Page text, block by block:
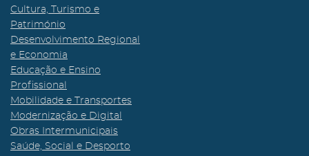
Cultura, Turismo e
Património
Desenvolvimento Regional
e Economia
Educação e Ensino
Profissional
Mobilidade e Transportes
Modernização e Digital
Obras Intermunicipais
Saúde, Social e Desporto